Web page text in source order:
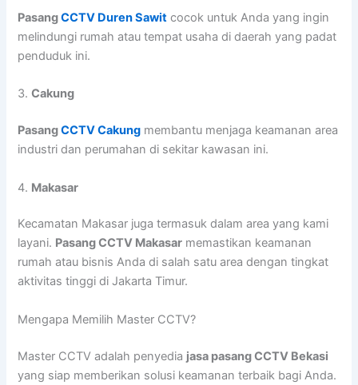
PasangCCTV Duren Sawit cocok untuk Anda yang ingin
melindungi rumah atau tempat usaha di daerah yang padat
penduduk ini.
3.Cakung
PasangCCTV Cakung membantu menjaga keamanan area
industri dan perumahan di sekitar kawasan ini.
4. Makasar
Kecamatan Makasar juga termasuk dalam area yang kami
layani. Pasang CCTV Makasar memastikan keamanan
rumah atau bisnis Anda di salah satu area dengan tingkat
aktivitas tinggi di Jakarta Timur.
Mengapa Memilih Master CCTV?
Master CCTV adalah penyedia jasa pasang CCTV Bekasi
yang siap memberikan solusi keamanan terbaik bagi Anda.